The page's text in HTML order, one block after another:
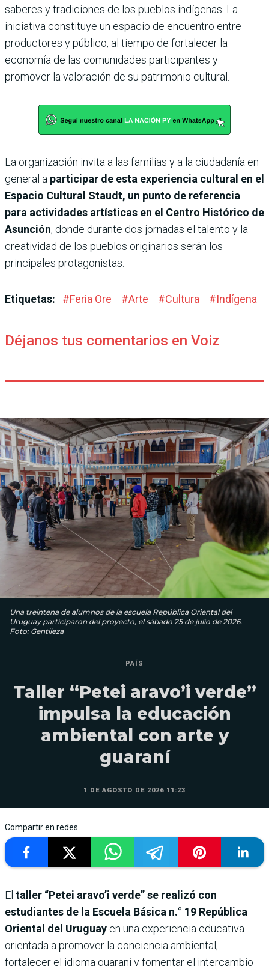
saberes y tradiciones de los pueblos indígenas. La
iniciativa constituye un espacio de encuentro entre
productores y público, al tiempo de fortalecer la
economía de las comunidades participantes y
promover la valoración de su patrimonio cultural.
La organización invita a las familias y a la ciudadanía en
general a participar de esta experiencia cultural en el
Espacio Cultural Staudt, un punto de referencia
para actividades artísticas en el Centro Histórico de
Asunción, donde durante dos jornadas el talento y la
creatividad de los pueblos originarios serán los
principales protagonistas.
Etiquetas: #Feria Ore #Arte #Cultura #Indígena
Déjanos tus comentarios en Voiz
Una treintena de alumnos de la escuela República Oriental del
Uruguay participaron del proyecto, el sábado 25 de julio de 2026.
Foto: Gentileza
PAÍS
Taller “Petei aravo’i verde”
impulsa la educación
ambiental con arte y
guaraní
1 DE AGOSTO DE 2026 11:23
Compartir en redes
El taller “Petei aravo’i verde” se realizó con
estudiantes de la Escuela Básica n.° 19 República
Oriental del Uruguay en una experiencia educativa
orientada a promover la conciencia ambiental,
fortalecer el idioma guaraní y fomentar el intercambio